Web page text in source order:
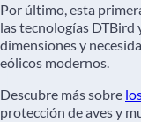
Por último, esta
las tecnologías DTBird
dimensiones y
eólicos modernos.
Descubre más sobre
protección de aves y